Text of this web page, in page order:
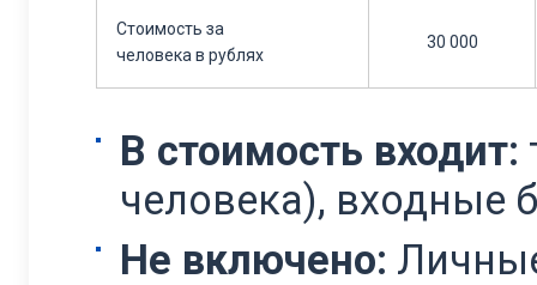
Стоимость за
человека в рублях
30 000
В стоимость входит:
человека), входные
Не включено: